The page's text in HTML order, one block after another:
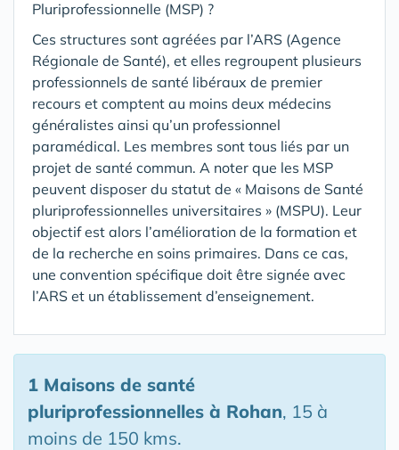
Pluriprofessionnelle (MSP) ?
Ces structures sont agréées par l’ARS (Agence
Régionale de Santé), et elles regroupent plusieurs
professionnels de santé libéraux de premier
recours et comptent au moins deux médecins
généralistes ainsi qu’un professionnel
paramédical. Les membres sont tous liés par un
projet de santé commun. A noter que les MSP
peuvent disposer du statut de « Maisons de Santé
pluriprofessionnelles universitaires » (MSPU). Leur
objectif est alors l’amélioration de la formation et
de la recherche en soins primaires. Dans ce cas,
une convention spécifique doit être signée avec
l’ARS et un établissement d’enseignement.
1 Maisons de santé
pluriprofessionnelles à Rohan, 15 à
moins de 150 kms.